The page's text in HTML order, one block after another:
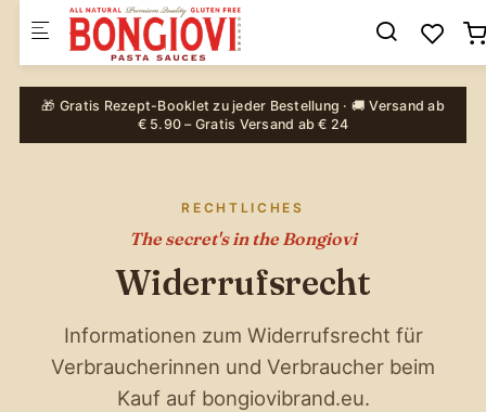
Skip to main content
🎁 Gratis Rezept-Booklet zu jeder Bestellung · 🚚 Versand ab
€ 5.90 – Gratis Versand ab € 24
RECHTLICHES
The secret's in the Bongiovi
Widerrufsrecht
Informationen zum Widerrufsrecht für
Verbraucherinnen und Verbraucher beim
Kauf auf bongiovibrand.eu.